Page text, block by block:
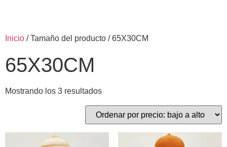
Inicio / Tamaño del producto / 65X30CM
65X30CM
Mostrando los 3 resultados